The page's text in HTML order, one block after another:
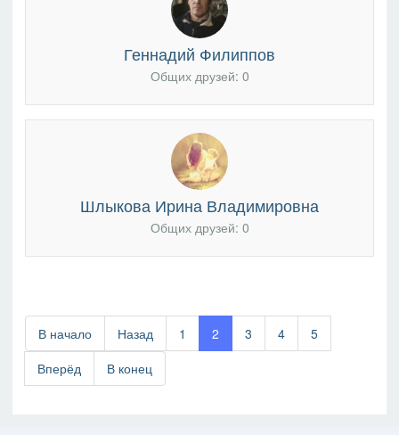
Геннадий Филиппов
Общих друзей: 0
Шлыкова Ирина Владимировна
Общих друзей: 0
В начало Назад 1 2 3 4
5
Вперёд
В конец